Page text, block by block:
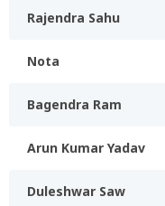
Rajendra Sahu
Nota
Bagendra Ram
Arun Kumar Yadav
Duleshwar Saw